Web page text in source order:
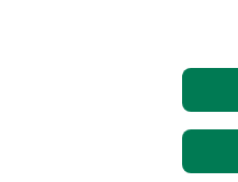
anca.com
uralsalam